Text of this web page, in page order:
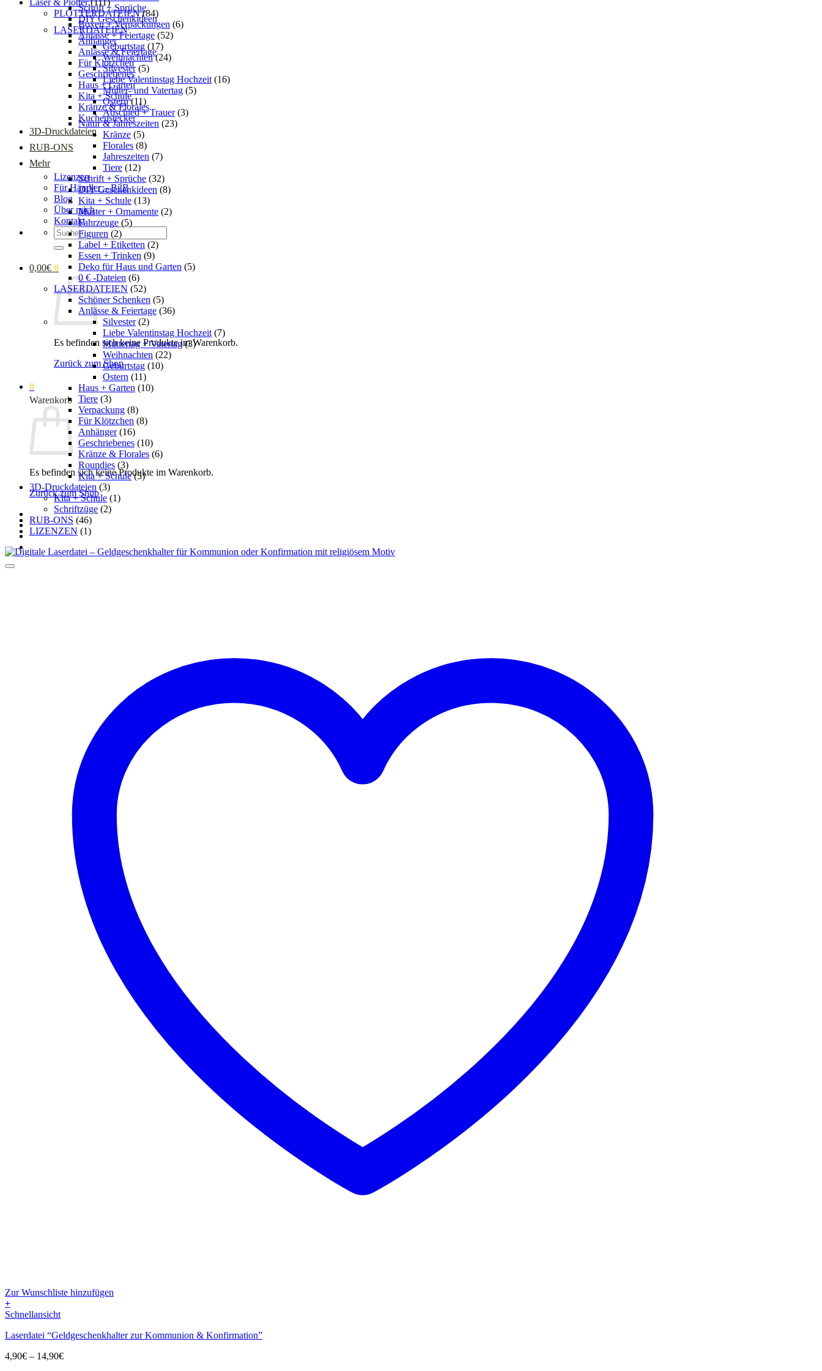
Schrift + Sprüche
DIY Geschenkideen
LASERDATEIEN
Anhänger
Anlässe & Feiertage
Für Klötzchen
Geschriebenes
Haus + Garten
Kita + Schule
Kränze & Florales
Kuchenstecker
3D-Druckdateien
RUB-ONS
Mehr
Lizenzen
Für Händler – B2B
Blog
Über mich
Kontakt
Suchen
nach:
0,00€ 0
Es befinden sich keine Produkte im Warenkorb.
Zurück zum Shop
0
Warenkorb
Es befinden sich keine Produkte im Warenkorb.
Zurück zum Shop
PLOTTERDATEIEN (84)
Boxen + Verpackungen (6)
Anlässe + Feiertage (52)
Geburtstag (17)
Weihnachten (24)
Silvester (5)
Liebe Valentinstag Hochzeit (16)
Mutter- und Vatertag (5)
Ostern (11)
Abschied + Trauer (3)
Natur & Jahreszeiten (23)
Kränze (5)
Florales (8)
Jahreszeiten (7)
Tiere (12)
Schrift + Sprüche (32)
DIY Geschenkideen (8)
Kita + Schule (13)
Muster + Ornamente (2)
Fahrzeuge (5)
Figuren (2)
Label + Etiketten (2)
Essen + Trinken (9)
Deko für Haus und Garten (5)
0 € -Dateien (6)
LASERDATEIEN (52)
Schöner Schenken (5)
Anlässe & Feiertage (36)
Silvester (2)
Liebe Valentinstag Hochzeit (7)
Muttertag + Vatertag (3)
Weihnachten (22)
Geburtstag (10)
Ostern (11)
Haus + Garten (10)
Tiere (3)
Verpackung (8)
Für Klötzchen (8)
Anhänger (16)
Geschriebenes (10)
Kränze & Florales (6)
Roundies (3)
Kita + Schule (5)
3D-Druckdateien (3)
Kita + Schule (1)
Schriftzüge (2)
RUB-ONS (46)
LIZENZEN (1)
Zur Wunschliste hinzufügen
+
Dieses
weist
Varianten
Schnellansicht
Laserdatei “Geldgeschenkhalter zur Kommunion & Konfirmation”
4,90€ – 14,90€Preisspanne: